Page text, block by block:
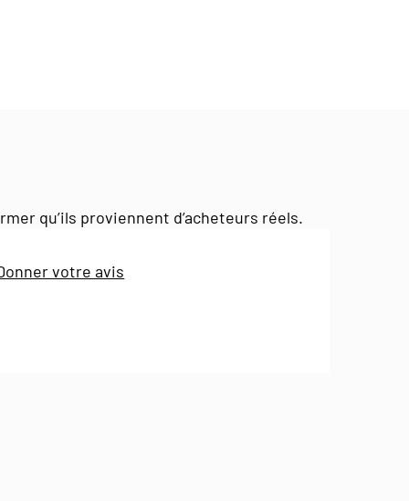
qu’ils proviennent d’acheteurs réels.
votre avis